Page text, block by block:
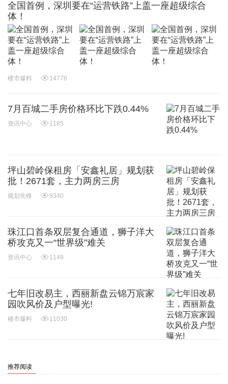
全国首例，深圳要在“运营铁路”上盖一座超级综合
体！
楼市爆料 14776
7月百城二手房价格环比下跌0.44%
资讯中心 1185
坪山碧岭保租房「安鑫礼居」规划获
批！2671套，主力两房三房
规划先锋 9340
珠江口首条双层复合通道，狮子洋大
桥攻克又一“世界级”难关
资讯中心 1149
七年旧改易主，西丽新盘云锦万宸家
园吹风价及户型曝光!
楼市爆料 11030
推荐阅读